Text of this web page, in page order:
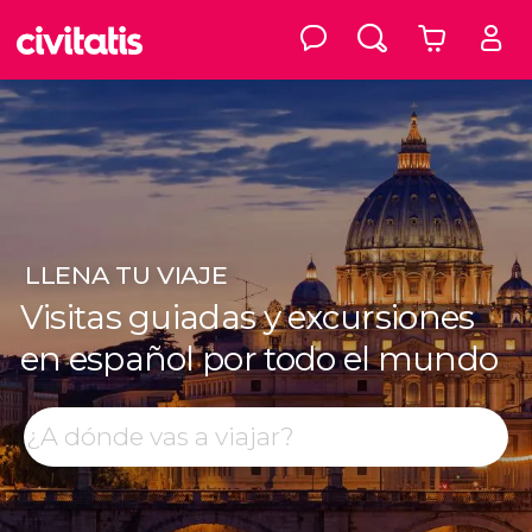
LLENA TU VIAJE
Visitas guiadas y excursiones
en español por todo el mundo
Buscar
Top destinos